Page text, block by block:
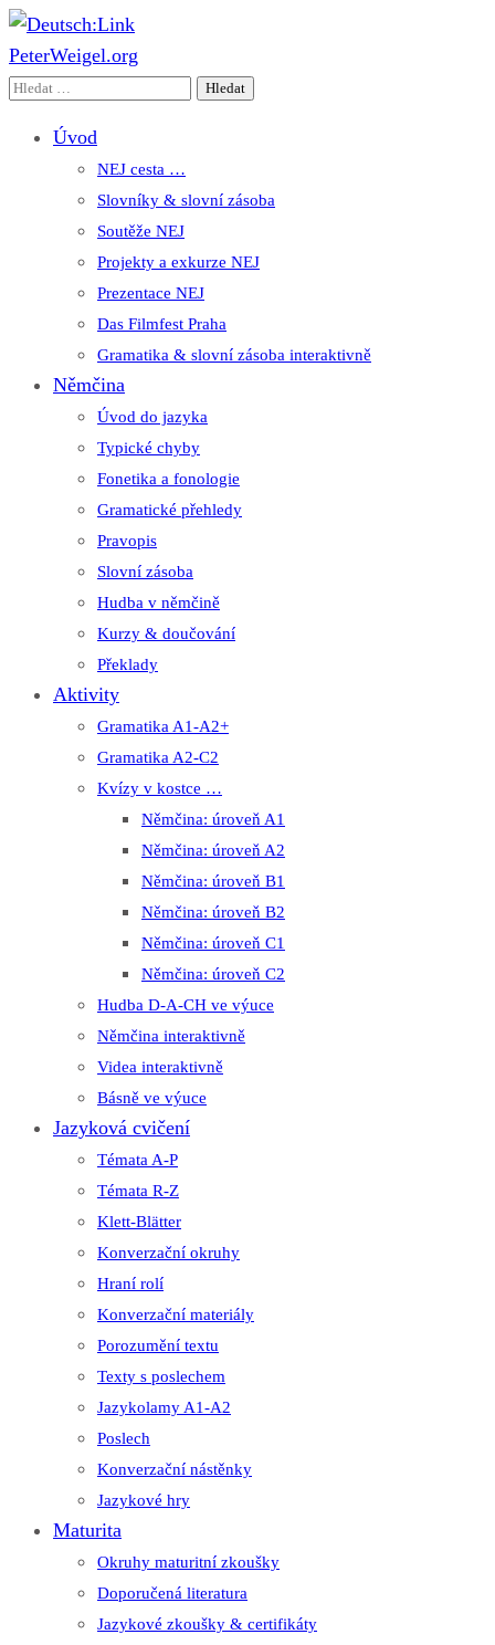
Deutsch:Link
Edu-Portál pro němčinu | Interaktiver Unterricht Deutsch als
Fremdsprache auf einen Blick
PeterWeigel.org
Vyhledávání
Úvod
NEJ cesta …
Slovníky & slovní zásoba
Soutěže NEJ
Projekty a exkurze NEJ
Prezentace NEJ
Das Filmfest Praha
Gramatika & slovní zásoba interaktivně
Němčina
Úvod do jazyka
Typické chyby
Fonetika a fonologie
Gramatické přehledy
Pravopis
Slovní zásoba
Hudba v němčině
Kurzy & doučování
Překlady
Aktivity
Gramatika A1-A2+
Gramatika A2-C2
Kvízy v kostce …
Němčina: úroveň A1
Němčina: úroveň A2
Němčina: úroveň B1
Němčina: úroveň B2
Němčina: úroveň C1
Němčina: úroveň C2
Hudba D-A-CH ve výuce
Němčina interaktivně
Videa interaktivně
Básně ve výuce
Jazyková cvičení
Témata A-P
Témata R-Z
Klett-Blätter
Konverzační okruhy
Hraní rolí
Konverzační materiály
Porozumění textu
Texty s poslechem
Jazykolamy A1-A2
Poslech
Konverzační nástěnky
Jazykové hry
Maturita
Okruhy maturitní zkoušky
Doporučená literatura
Jazykové zkoušky & certifikáty